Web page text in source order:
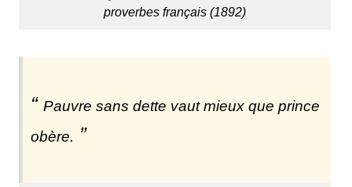
proverbes français (1892)
Pauvre sans dette vaut mieux que prince
obère.